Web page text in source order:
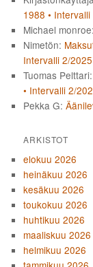
1988 •
Michael monroe
Nimetön:
Intervalli 2/2025
Tuomas Pelttari:
• Intervalli 2/
Pekka G:
ARKISTOT
elokuu 2026
heinäkuu 2026
kesäkuu 2026
toukokuu 2026
huhtikuu 2026
maaliskuu 2026
helmikuu 2026